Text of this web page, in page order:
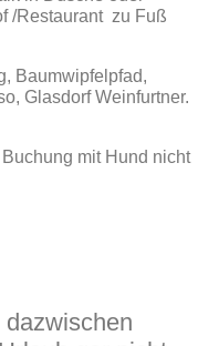
/Restaurant zu Fuß
Baumwipfelpfad,
Glasdorf Weinfurtner.
mit Hund nicht
dazwischen